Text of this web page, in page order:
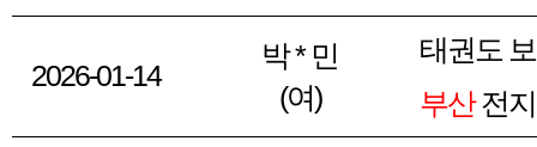
2026-01-14
박 * 민
(여)
태권도
부산전